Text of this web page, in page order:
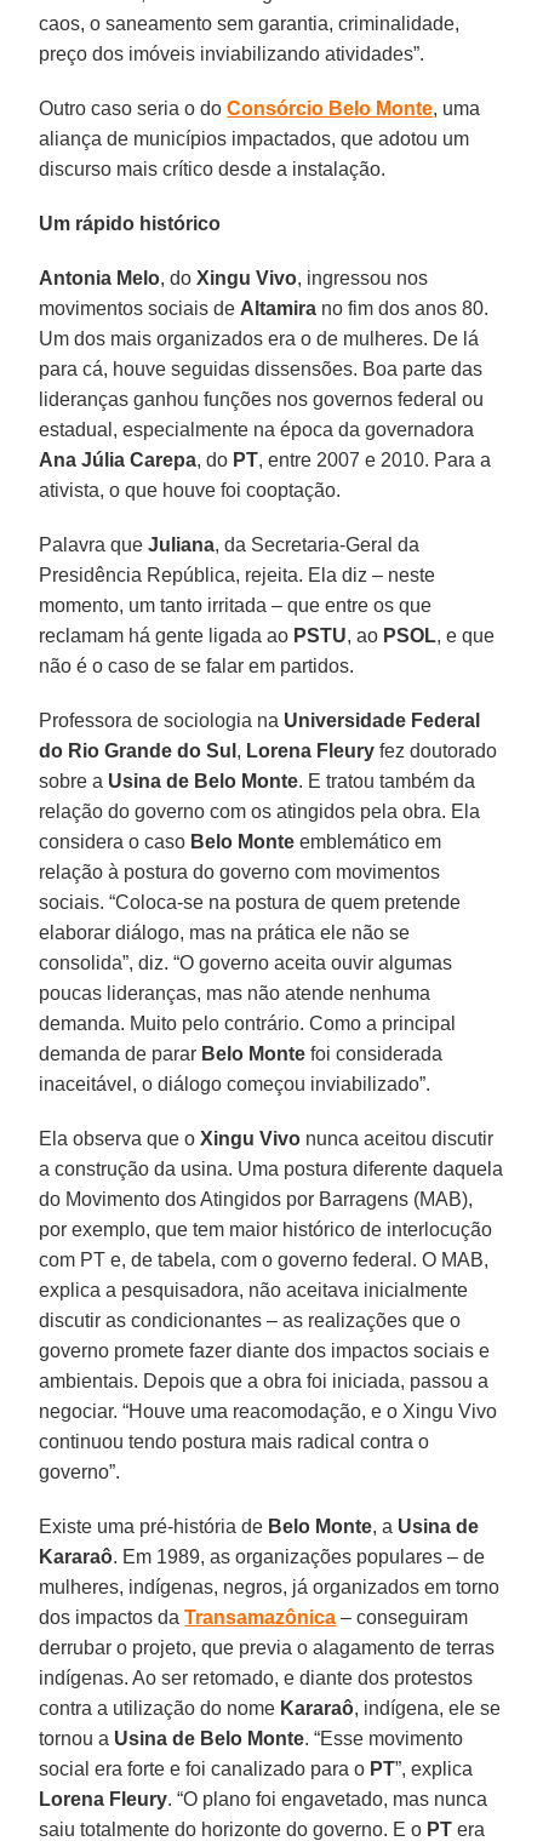
caos, o saneamento sem garantia, criminalidade,
preço dos imóveis inviabilizando atividades”.
Outro caso seria o doConsórcio Belo Monte, uma
aliança de municípios impactados, que adotou um
discurso mais crítico desde a instalação.
Um rápido histórico
Antonia Melo, doXingu Vivo, ingressou nos
movimentos sociais de Altamira no fim dos anos 80.
Um dos mais organizados era o de mulheres. De lá
para cá, houve seguidas dissensões. Boa parte das
lideranças ganhou funções nos governos federal ou
estadual, especialmente na época da governadora
Ana Júlia Carepa, do PT, entre 2007 e 2010. Para a
ativista, o que houve foi cooptação.
Palavra queJuliana, da Secretaria-Geral da
Presidência República, rejeita. Ela diz – neste
momento, um tanto irritada – que entre os que
reclamam há gente ligada ao PSTU, ao PSOL, e que
não é o caso de se falar em partidos.
Professora de sociologia na Universidade Federal
do Rio Grande do Sul , Lorena Fleury fez doutorado
sobre a Usina de Belo Monte. E tratou também da
relação do governo com os atingidos pela obra. Ela
considera o caso Belo Monte emblemático em
relação à postura do governo com movimentos
sociais. “Coloca-se na postura de quem pretende
elaborar diálogo, mas na prática ele não se
consolida”, diz. “O governo aceita ouvir algumas
poucas lideranças, mas não atende nenhuma
demanda. Muito pelo contrário. Como a principal
demanda de parar Belo Monte foi considerada
inaceitável, o diálogo começou inviabilizado”.
Ela observa que oXingu Vivo nunca aceitou discutir
a construção da usina. Uma postura diferente daquela
do Movimento dos Atingidos por Barragens (MAB),
por exemplo, que tem maior histórico de interlocução
com PT e, de tabela, com o governo federal. O MAB,
explica a pesquisadora, não aceitava inicialmente
discutir as condicionantes – as realizações que o
governo promete fazer diante dos impactos sociais e
ambientais. Depois que a obra foi iniciada, passou a
negociar. “Houve uma reacomodação, e o Xingu Vivo
continuou tendo postura mais radical contra o
governo”.
Existe uma pré-história de Belo Monte, a Usina de
Kararaô. Em 1989, as organizações populares – de
mulheres, indígenas, negros, já organizados em torno
dos impactos daTransamazônica – conseguiram
derrubar o projeto, que previa o alagamento de terras
indígenas. Ao ser retomado, e diante dos protestos
contra a utilização do nome Kararaô, indígena, ele se
tornou a Usina de Belo Monte. “Esse movimento
social era forte e foi canalizado para o PT”, explica
Lorena Fleury. “O plano foi engavetado, mas nunca
saiu totalmente do horizonte do governo. E o PT era